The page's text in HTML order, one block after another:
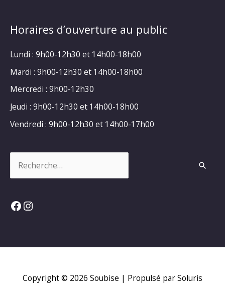
Horaires d’ouverture au public
Lundi : 9h00-12h30 et 14h00-18h00
Mardi : 9h00-12h30 et 14h00-18h00
Mercredi : 9h00-12h30
Jeudi : 9h00-12h30 et 14h00-18h00
Vendredi : 9h00-12h30 et 14h00-17h00
Facebook
Instagram
Copyright © 2026 Soubise | Propulsé par Soluris